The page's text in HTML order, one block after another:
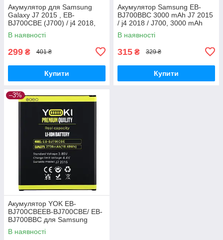
Акумулятор для Samsung
Galaxy J7 2015 , EB-
BJ700CBE (J700) / j4 2018,
3000 mAh Original PRC
В наявності
299 ₴ 401 ₴
Купити
Акумулятор Samsung EB-
BJ700BBC 3000 mAh J7 2015
/ j4 2018 / J700, 3000 mAh
Original PRC
В наявності
315 ₴ 329 ₴
Купити
–3%
Акумулятор YOK EB-
BJ700CBEEB-BJ700CBE/ EB-
BJ700BBC для Samsung
J700/ J700H/ J700F/ J701/ J7
(2015)/ J4 (2018)/ J400
В наявності